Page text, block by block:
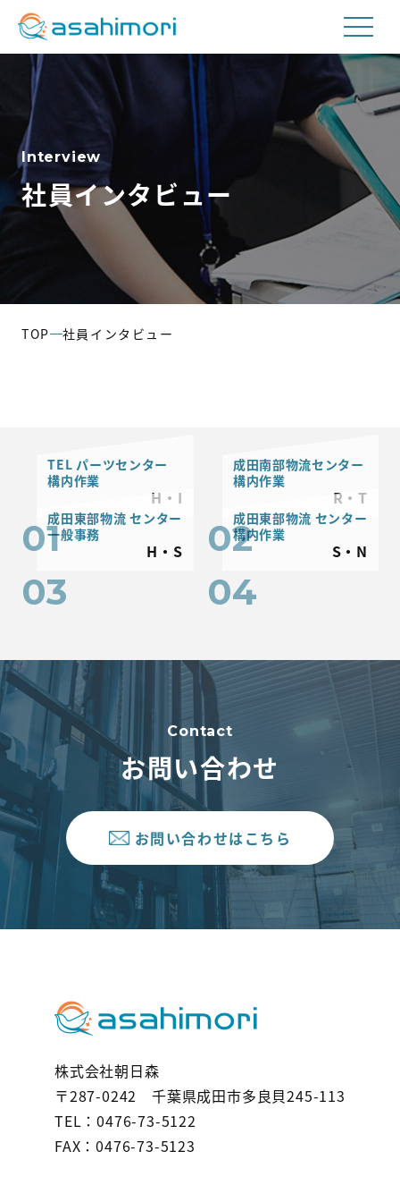
私たちについて
事業内容
航空貨物取扱事業
工場内請負事業
沿革
会社概要
採用情報
新卒採用
社員インタビュー
一般事業主行動計画
プライバシーポリシー
Interview
社員インタビュー
TOP 社員インタビュー
01
TEL パーツセンター
構内作業
H・I
02
成田南部物流センター
構内作業
R・T
03
成田東部物流 センター
一般事務
H・S
04
成田東部物流 センター
構内作業
S・N
Contact
お問い合わせ
お問い合わせはこちら
株式会社朝日森
〒287-0242 千葉県成田市多良貝245-113
TEL：0476-73-5122
FAX：0476-73-5123